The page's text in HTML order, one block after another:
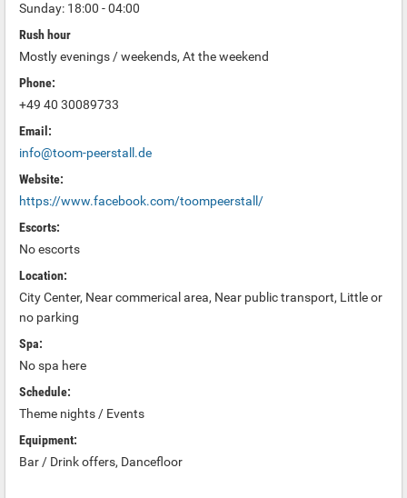
Sunday: 18:00 - 04:00
Rush hour
Mostly evenings / weekends, At the weekend
Phone:
+49 40 30089733
Email:
info@toom-peerstall.de
Website:
https://www.facebook.com/toompeerstall/
Escorts:
No escorts
Location:
City Center, Near commerical area, Near public transport, Little or
no parking
Spa:
No spa here
Schedule:
Theme nights / Events
Equipment:
Bar / Drink offers, Dancefloor